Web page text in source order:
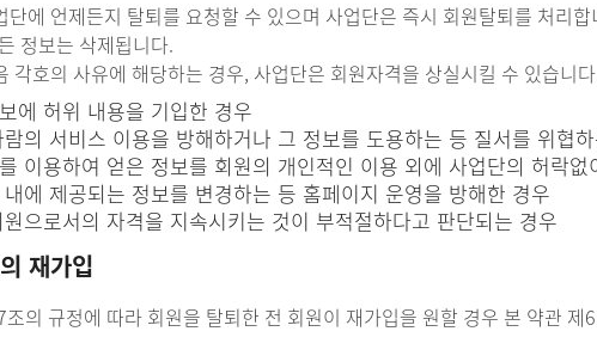
단에 언제든지 탈퇴를 요청할 수 있으며 사업단은 즉시 회원탈퇴를 처리
정보는 삭제됩니다.
각호의 사유에 해당하는 경우, 사업단은 회원자격을 상실시킬 수 있습니
에 허위 내용을 기입한 경우
의 서비스 이용을 방해하거나 그 정보를 도용하는 등 질서를 위협
이용하여 얻은 정보를 회원의 개인적인 이용 외에 사업단의 허락없
에 제공되는 정보를 변경하는 등 홈페이지 운영을 방해한 경우
으로서의 자격을 지속시키는 것이 부적절하다고 판단되는 경우
재가입
의 규정에 따라 회원을 탈퇴한 전 회원이 재가입을 원할 경우 본 약관 제